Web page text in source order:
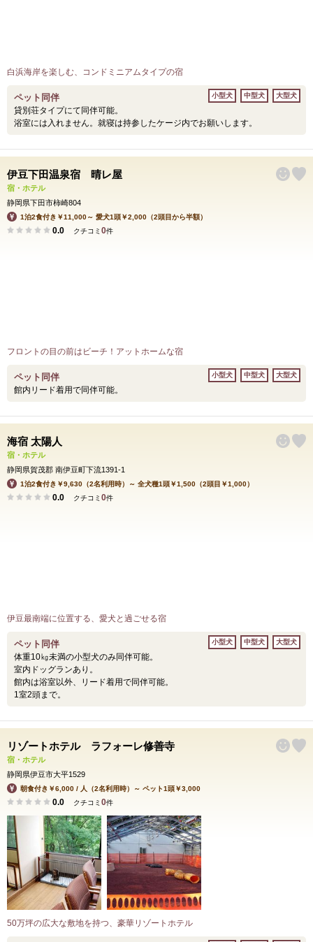
白浜海岸を楽しむ、コンドミニアムタイプの宿
ペット同伴
貸別荘タイプにて同伴可能。
浴室には入れません。就寝は持参したケージ内でお願いします。
小型犬 中型犬 大型犬
伊豆下田温泉宿 晴レ屋
宿・ホテル
静岡県下田市柿崎804
1泊2食付き￥11,000～ 愛犬1頭￥2,000（2頭目から半額）
0.0 クチコミ 0件
フロントの目の前はビーチ！アットホームな宿
ペット同伴
館内リード着用で同伴可能。
小型犬 中型犬 大型犬
海宿 太陽人
宿・ホテル
静岡県賀茂郡 南伊豆町下流1391-1
1泊2食付き￥9,630（2名利用時）～ 全犬種1頭￥1,500（2頭目￥1,000）
0.0 クチコミ 0件
伊豆最南端に位置する、愛犬と過ごせる宿
ペット同伴
体重10㎏未満の小型犬のみ同伴可能。
室内ドッグランあり。
館内は浴室以外、リード着用で同伴可能。
1室2頭まで。
小型犬 中型犬 大型犬
リゾートホテル ラフォーレ修善寺
宿・ホテル
静岡県伊豆市大平1529
朝食付き￥6,000 / 人（2名利用時）～ ペット1頭￥3,000
0.0 クチコミ 0件
50万坪の広大な敷地を持つ、豪華リゾートホテル